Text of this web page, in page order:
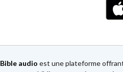
Bible audio est une plateforme